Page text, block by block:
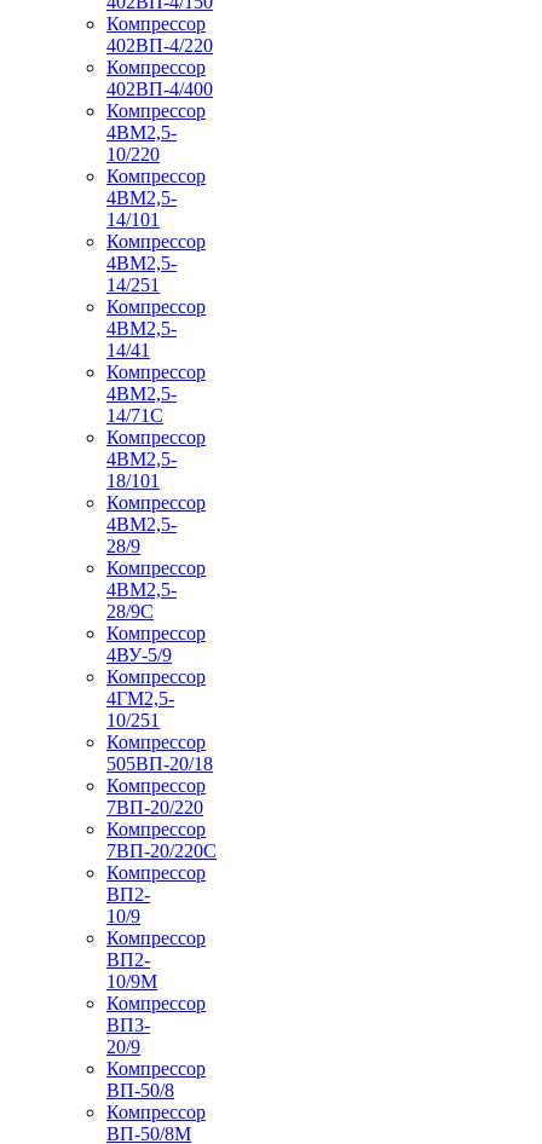
Компрессор
402ВП-4/220
Компрессор
402ВП-4/400
Компрессор
4ВМ2,5-
10/220
Компрессор
4ВМ2,5-
14/101
Компрессор
4ВМ2,5-
14/251
Компрессор
4ВМ2,5-
14/41
Компрессор
4ВМ2,5-
14/71C
Компрессор
4ВМ2,5-
18/101
Компрессор
4ВМ2,5-
28/9
Компрессор
4ВМ2,5-
28/9С
Компрессор
4ВУ-5/9
Компрессор
4ГМ2,5-
10/251
Компрессор
505ВП-20/18
Компрессор
7ВП-20/220
Компрессор
7ВП-20/220С
Компрессор
ВП2-
10/9
Компрессор
ВП2-
10/9М
Компрессор
ВП3-
20/9
Компрессор
ВП-50/8
Компрессор
ВП-50/8М